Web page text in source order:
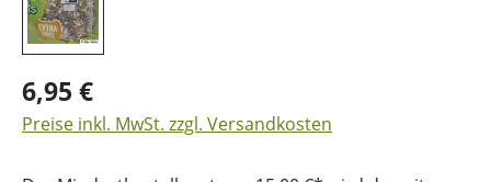
6,95 €
Preise inkl. MwSt. zzgl. Versandkosten